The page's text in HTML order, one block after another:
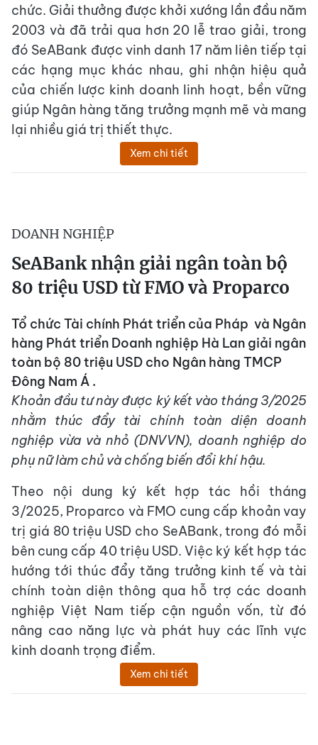
chức. Giải thưởng được khởi xướng lần đầu năm
2003 và đã trải qua hơn 20 lễ trao giải, trong
đó SeABank được vinh danh 17 năm liên tiếp tại
các hạng mục khác nhau, ghi nhận hiệu quả
của chiến lược kinh doanh linh hoạt, bền vững
giúp Ngân hàng tăng trưởng mạnh mẽ và mang
lại nhiều giá trị thiết thực.
Xem chi tiết
DOANH NGHIỆP
SeABank nhận giải ngân toàn bộ
80 triệu USD từ FMO và Proparco
Tổ chức Tài chính Phát triển của Pháp và Ngân
hàng Phát triển Doanh nghiệp Hà Lan giải ngân
toàn bộ 80 triệu USD cho Ngân hàng TMCP
Đông Nam Á .
Khoản đầu tư này được ký kết vào tháng 3/2025
nhằm thúc đẩy tài chính toàn diện doanh
nghiệp vừa và nhỏ (DNVVN), doanh nghiệp do
phụ nữ làm chủ và chống biến đổi khí hậu.
Theo nội dung ký kết hợp tác hồi tháng
3/2025, Proparco và FMO cung cấp khoản vay
trị giá 80 triệu USD cho SeABank, trong đó mỗi
bên cung cấp 40 triệu USD. Việc ký kết hợp tác
hướng tới thúc đẩy tăng trưởng kinh tế và tài
chính toàn diện thông qua hỗ trợ các doanh
nghiệp Việt Nam tiếp cận nguồn vốn, từ đó
nâng cao năng lực và phát huy các lĩnh vực
kinh doanh trọng điểm.
Xem chi tiết